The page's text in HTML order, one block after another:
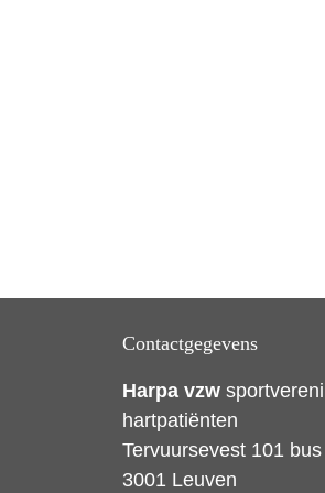
Contactgegevens
Harpa vzw
hartpatiënten
Tervuursevest 101
3001 Leuven